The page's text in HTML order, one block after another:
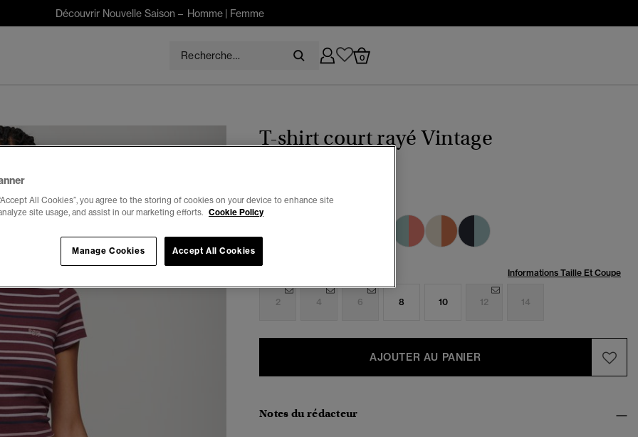
Découvrir Nouvelle Saison – Homme| Femme
0
T-shirt court rayé Vintage
Couleur :bordeaux rayé
Informations Taille Et Coupe
2 4 6 8 10 12 14
AJOUTER AU PANIER
Notes du rédacteur
All Cookies”, you agree to the storing of cookies on your device to enhance site
site usage, and assist in our marketing efforts. Cookie Policy
Accept All Cookies
Manage Cookies